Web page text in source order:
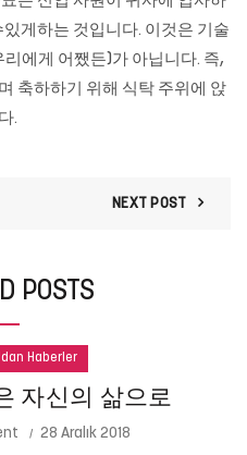
게하는 것입니다. 이것은 기술
에게 어쨌든)가 아닙니다. 즉,
축하하기 위해 식탁 주위에 앉
.
NEXT POST
POSTS
Haberler
자신의 삶으로
28 Aralık 2018